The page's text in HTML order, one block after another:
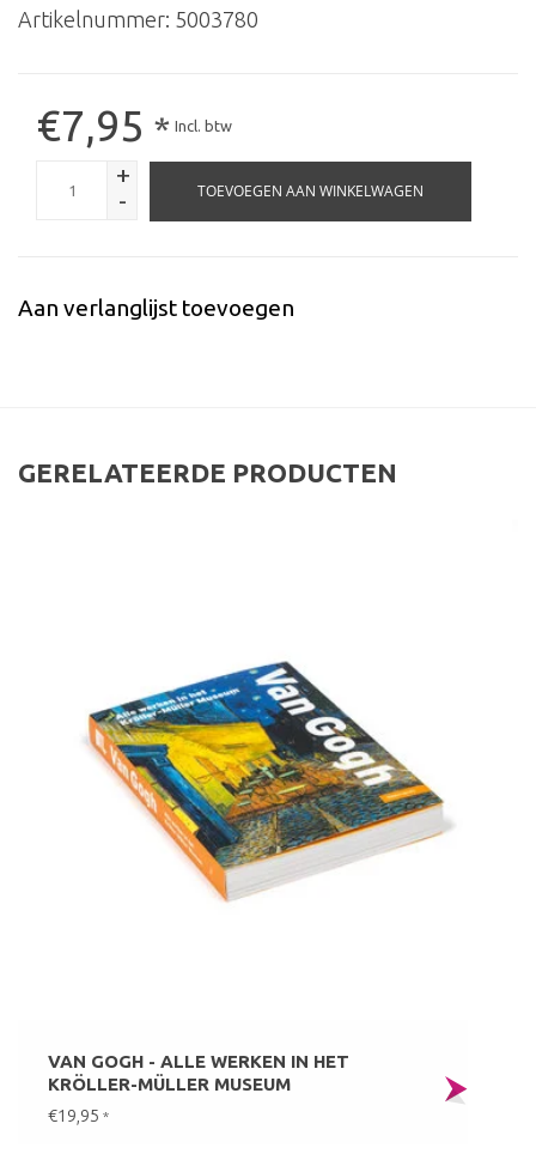
Artikelnummer: 5003780
€7,95 * Incl. btw
+
-
TOEVOEGEN AAN WINKELWAGEN
Aan verlanglijst toevoegen
GERELATEERDE PRODUCTEN
VAN GOGH - ALLE WERKEN IN HET
KRÖLLER-MÜLLER MUSEUM
€19,95 *